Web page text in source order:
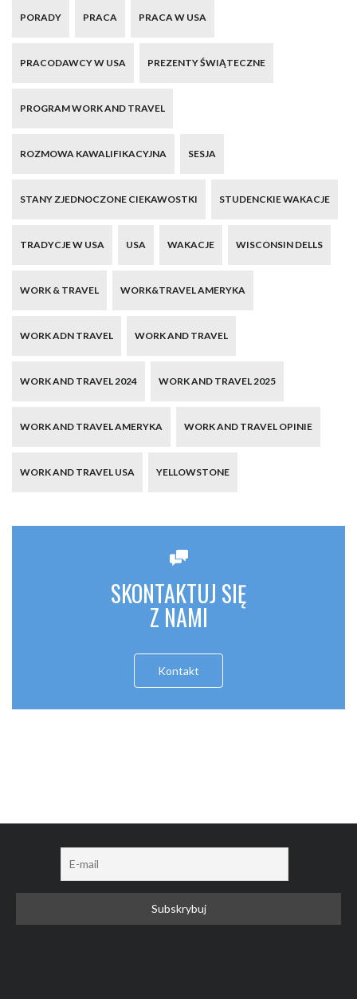
PORADY PRACA PRACA W USA
PRACODAWCY W USA PREZENTY ŚWIĄTECZNE
PROGRAM WORK AND TRAVEL
ROZMOWA KAWALIFIKACYJNA SESJA
STANY ZJEDNOCZONE CIEKAWOSTKI STUDENCKIE WAKACJE
TRADYCJE W USA USA WAKACJE WISCONSIN DELLS
WORK & TRAVEL WORK&TRAVEL AMERYKA
WORK ADN TRAVEL WORK AND TRAVEL
WORK AND TRAVEL 2024 WORK AND TRAVEL 2025
WORK AND TRAVEL AMERYKA WORK AND TRAVEL OPINIE
WORK AND TRAVEL USA YELLOWSTONE
SKONTAKTUJ SIĘ
Z NAMI
Kontakt